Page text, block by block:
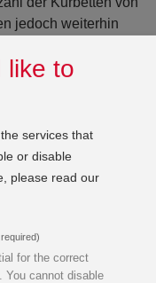
jedoch weiterhin
Raumbedarf für
einen
Grund mit einer
Sanitärflächen exkl.
sowie durch
einer Nutzfläche
like to
services that
or disable
please read our
for the correct
You cannot disable